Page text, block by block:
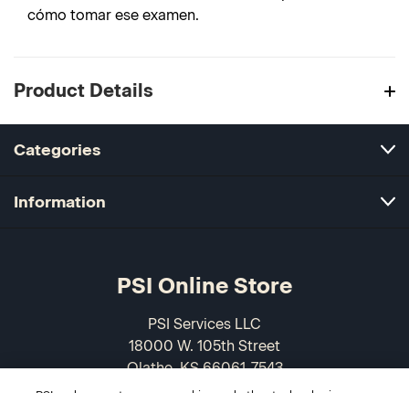
cómo tomar ese examen.
Product Details
Categories
Information
PSI Online Store
PSI Services LLC
18000 W. 105th Street
Olathe, KS 66061-7543